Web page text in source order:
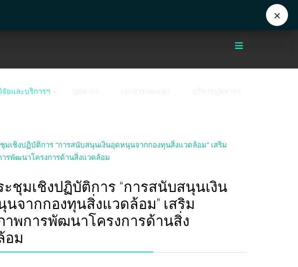
จัยและบริการฯ
ชุมเชิงปฏิบัติการ “การสนับสนุนเงิน
นจากกองทุนสิ่งแวดล้อม” เสริม
าพการพัฒนาโครงการด้านสิ่ง
อม
×